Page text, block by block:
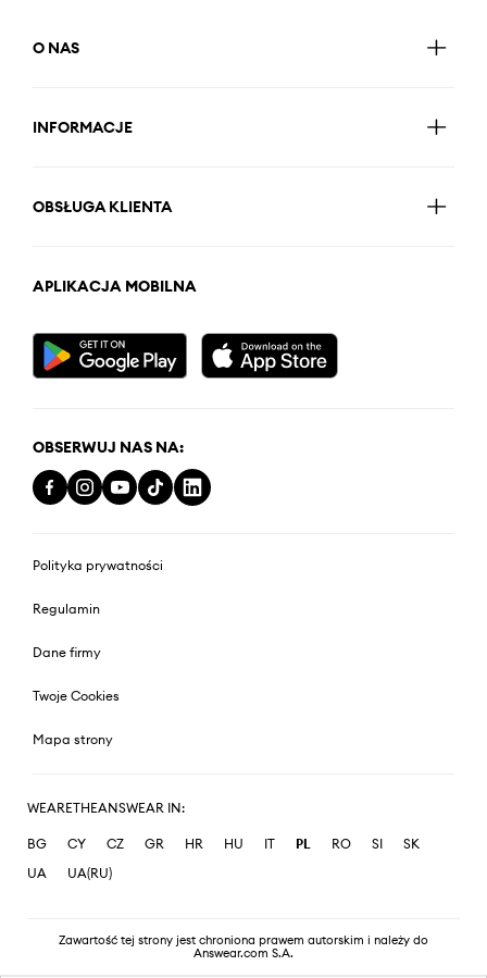
O NAS
INFORMACJE
OBSŁUGA KLIENTA
APLIKACJA MOBILNA
OBSERWUJ NAS NA:
Polityka prywatności
Regulamin
Dane firmy
Twoje Cookies
Mapa strony
WEARETHEANSWEAR IN:
BG CY CZ GR HR HU IT PL RO SI
SK
UA
UA(RU)
Zawartość tej strony jest chroniona prawem autorskim i należy do
Answear.com S.A.